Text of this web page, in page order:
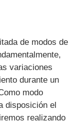
de modos de
variaciones
durante un
modo
disposición el
realizando